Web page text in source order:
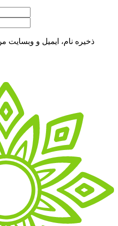
ذخیره نام، ایمیل و وبسایت